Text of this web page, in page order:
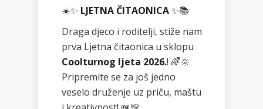
☀️✨ LJETNA ČITAONICA✨📚
Draga djeco i roditelji, stiže nam
prva Ljetna čitaonica u sklopu
Coolturnog ljeta 2026.! 🌈🌞
Pripremite se za još jedno
veselo druženje uz priču, maštu